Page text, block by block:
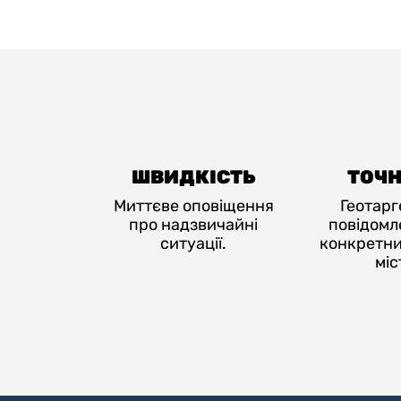
ШВИДКІСТЬ
Миттєве оповіщення
про надзвичайні
ситуації.